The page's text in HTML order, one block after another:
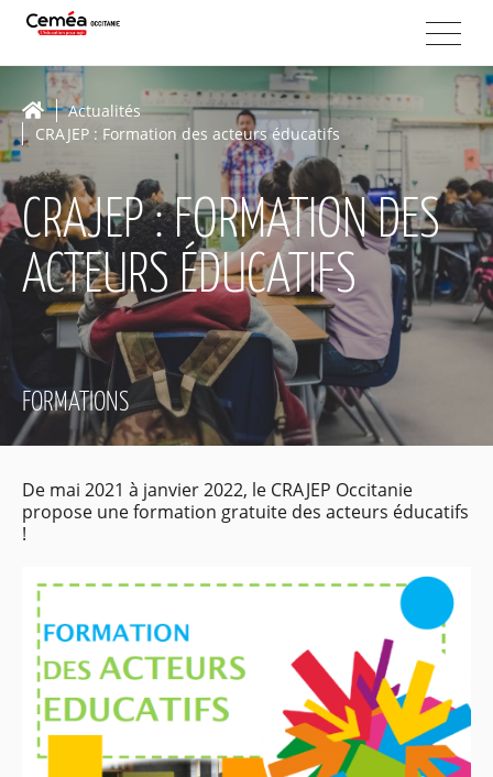
Actualités
CRAJEP : Formation des acteurs éducatifs
CRAJEP : FORMATION DES
ACTEURS ÉDUCATIFS
FORMATIONS
De mai 2021 à janvier 2022, le CRAJEP Occitanie
propose une formation gratuite des acteurs éducatifs
!